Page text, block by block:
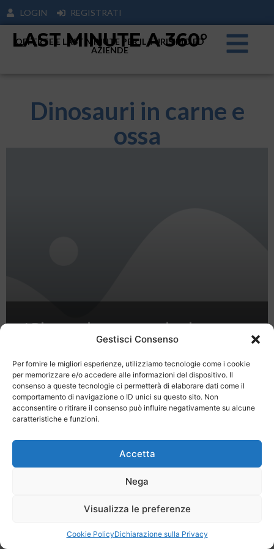
Gestisci Consenso
Per fornire le migliori esperienze, utilizziamo tecnologie come i cookie
per memorizzare e/o accedere alle informazioni del dispositivo. Il
consenso a queste tecnologie ci permetterà di elaborare dati come il
comportamento di navigazione o ID unici su questo sito. Non
acconsentire o ritirare il consenso può influire negativamente su alcune
caratteristiche e funzioni.
Accetta
Nega
Visualizza le preferenze
Cookie PolicyDichiarazione sulla Privacy
LOGIN REGISTRATI
LAST MINUTE A 360°
OFFERTE E LAST MINUTE PER IL TURISIMO ED
AZIENDE
Dinosauri in carne e
ossa
I Dinosauri sono tornati e vi
aspettano al Museo di Storia